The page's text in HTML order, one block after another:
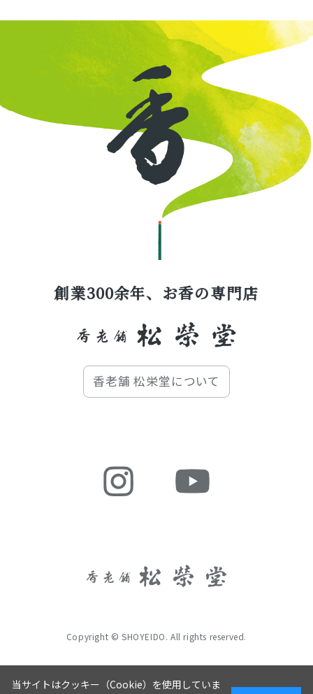
創業300余年、お香の専門店
香老舗 松栄堂について
Copyright © SHOYEIDO. All rights reserved.
当サイトはクッキー（Cookie）を使用していま